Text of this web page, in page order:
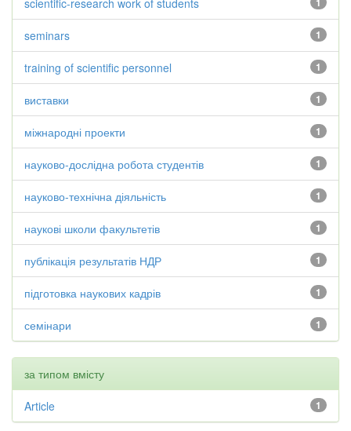
scientific-research work of students
1
seminars
1
training of scientific personnel
1
виставки
1
міжнародні проекти
1
науково-дослідна робота студентів
1
науково-технічна діяльність
1
наукові школи факультетів
1
публікація результатів НДР
1
підготовка наукових кадрів
1
семінари
за типом вмісту
1
Article